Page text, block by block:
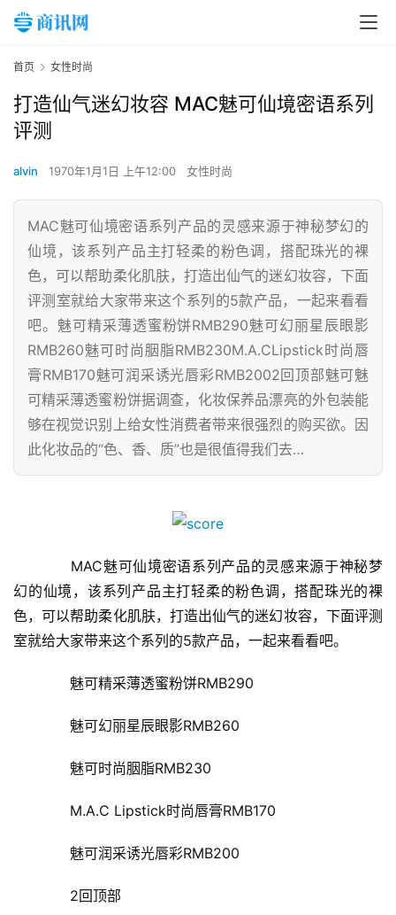
首页 女性时尚
打造仙气迷幻妆容 MAC魅可仙境密语系列
评测
alvin 1970年1月1日 上午12:00 女性时尚
MAC魅可仙境密语系列产品的灵感来源于神秘梦幻的
仙境，该系列产品主打轻柔的粉色调，搭配珠光的裸
色，可以帮助柔化肌肤，打造出仙气的迷幻妆容，下面
评测室就给大家带来这个系列的5款产品，一起来看看
吧。魅可精采薄透蜜粉饼RMB290魅可幻丽星辰眼影
RMB260魅可时尚胭脂RMB230M.A.CLipstick时尚唇
膏RMB170魅可润采诱光唇彩RMB2002回顶部魅可魅
可精采薄透蜜粉饼据调查，化妆保养品漂亮的外包装能
够在视觉识别上给女性消费者带来很强烈的购买欲。因
此化妆品的“色、香、质”也是很值得我们去…
MAC魅可仙境密语系列产品的灵感来源于神秘梦
幻的仙境，该系列产品主打轻柔的粉色调，搭配珠光的裸
色，可以帮助柔化肌肤，打造出仙气的迷幻妆容，下面评测
室就给大家带来这个系列的5款产品，一起来看看吧。
魅可精采薄透蜜粉饼RMB290
魅可幻丽星辰眼影RMB260
魅可时尚胭脂RMB230
M.A.C Lipstick时尚唇膏RMB170
魅可润采诱光唇彩RMB200
2回顶部